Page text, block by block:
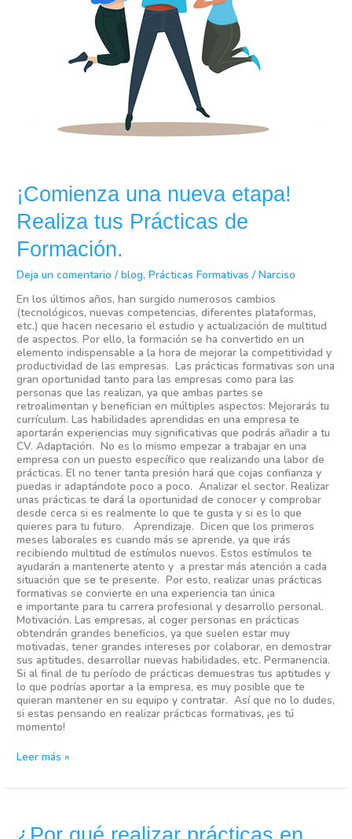
¡Comienza una nueva etapa!
Realiza tus Prácticas de
Formación.
Deja un comentario /blog,Prácticas Formativas /Narciso
En los últimos años, han surgido numerosos cambios
(tecnológicos, nuevas competencias, diferentes plataformas,
etc.) que hacen necesario el estudio y actualización de multitud
de aspectos. Por ello, la formación se ha convertido en un
elemento indispensable a la hora de mejorar la competitividad y
productividad de las empresas. Las prácticas formativas son una
gran oportunidad tanto para las empresas como para las
personas que las realizan, ya que ambas partes se
retroalimentan y benefician en múltiples aspectos: Mejorarás tu
currículum. Las habilidades aprendidas en una empresa te
aportarán experiencias muy significativas que podrás añadir a tu
CV. Adaptación. No es lo mismo empezar a trabajar en una
empresa con un puesto específico que realizando una labor de
prácticas. El no tener tanta presión hará que cojas confianza y
puedas ir adaptándote poco a poco. Analizar el sector. Realizar
unas prácticas te dará la oportunidad de conocer y comprobar
desde cerca si es realmente lo que te gusta y si es lo que
quieres para tu futuro. Aprendizaje. Dicen que los primeros
meses laborales es cuando más se aprende, ya que irás
recibiendo multitud de estímulos nuevos. Estos estímulos te
ayudarán a mantenerte atento y a prestar más atención a cada
situación que se te presente. Por esto, realizar unas prácticas
formativas se convierte en una experiencia tan única
e importante para tu carrera profesional y desarrollo personal.
Motivación. Las empresas, al coger personas en prácticas
obtendrán grandes beneficios, ya que suelen estar muy
motivadas, tener grandes intereses por colaborar, en demostrar
sus aptitudes, desarrollar nuevas habilidades, etc. Permanencia.
Si al final de tu período de prácticas demuestras tus aptitudes y
lo que podrías aportar a la empresa, es muy posible que te
quieran mantener en su equipo y contratar. Así que no lo dudes,
si estas pensando en realizar prácticas formativas, ¡es tú
momento!
Leer más »
qué